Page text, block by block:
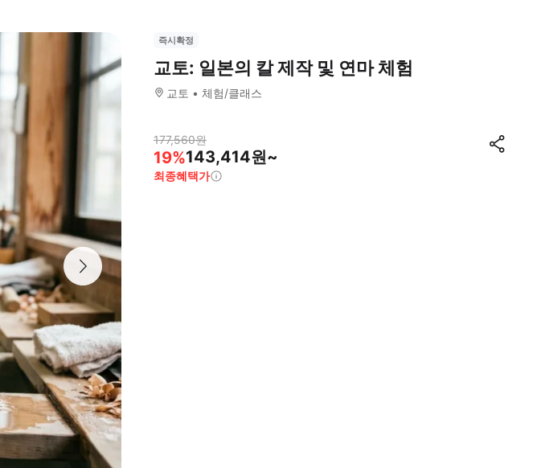
즉시확정
교토: 일본의 칼 제작 및 연마 체험
교토 체험/클래스
177,560원
19%143,414원~
최종혜택가